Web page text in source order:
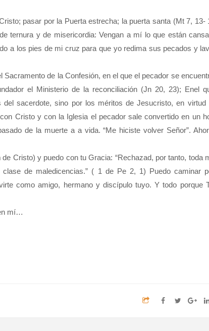
pasar por la Puerta estrecha; la puerta santa (Mt 7, 13-
ternura y de misericordia: Vengan a mí lo que están
a los pies de mi cruz para que yo redima sus pecados y
de la Confesión, en el que el pecador se
el Ministerio de la reconciliación (Jn 20, 23); Enel
sacerdote, sino por los méritos de Jesucristo, en virtud
Cristo y con la Iglesia el pecador sale convertido en un
de la muerte a a vida. “Me hiciste volver Señor”.
Cristo) y puedo con tu Gracia: “Rechazad, por tanto, toda
de maledicencias.” ( 1 de Pe 2, 1) Puedo caminar
como amigo, hermano y discípulo tuyo. Y todo porque
mí…